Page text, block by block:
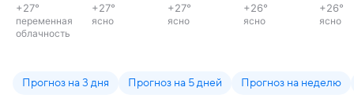
+27°
переменная
облачность
+27°
ясно
+27°
ясно
+26°
ясно
+26°
ясно
Прогноз на 3 дня Прогноз на 5 дней Прогноз на неделю